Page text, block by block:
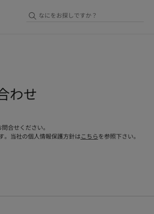
わせ
合せください。
。当社の個人情報保護方針はこちらを参照下さい。